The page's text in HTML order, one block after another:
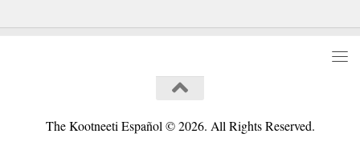
The Kootneeti Español © 2026. All Rights Reserved.